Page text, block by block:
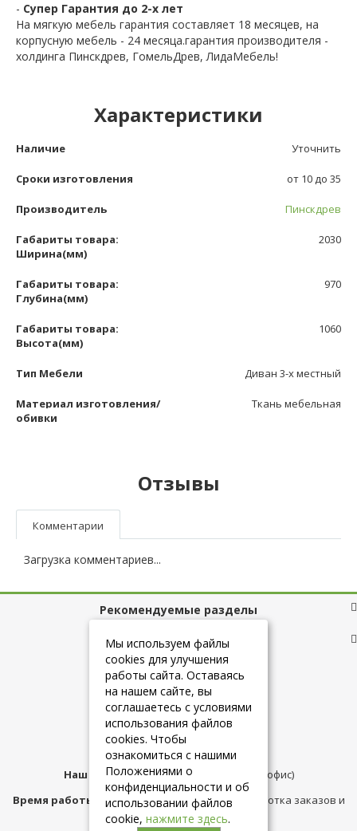
- Супер Гарантия до 2-х лет
На мягкую мебель гарантия составляет 18 месяцев, на
корпусную мебель - 24 месяца.гарантия производителя -
холдинга Пинскдрев, ГомельДрев, ЛидаМебель!
Характеристики
Наличие Уточнить
Сроки изготовления от 10 до 35
Производитель Пинскдрев
Габариты товара:
Ширина(мм)
2030
Габариты товара:
Глубина(мм)
970
Габариты товара:
Высота(мм)
1060
Тип Мебели Диван 3-х местный
Материал изготовления/
обивки
Ткань мебельная
Отзывы
Комментарии
Загрузка комментариев...
Рекомендуемые разделы
Полезные ссылки
+7 (925) 084-10-60
Наш адрес:Москва,ул.Плещеева д.12 (офис)
Время работы магазина:с 10:00 до 21:00 (обработка заказов и
консультация)
Мы используем файлы
cookies для улучшения
работы сайта. Оставаясь
на нашем сайте, вы
соглашаетесь с условиями
использования файлов
cookies. Чтобы
ознакомиться с нашими
Положениями о
конфиденциальности и об
использовании файлов
cookie, нажмите здесь.